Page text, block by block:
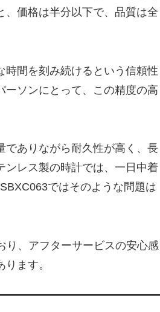
、価格は半分以下で、品質は全
時間を刻み続けるという信頼性
ーソンにとって、この精度の高
でありながら耐久性が高く、長
ンレス製の時計では、一日中着
ではそのような問題は
り、アフターサービスの安心感
ます。